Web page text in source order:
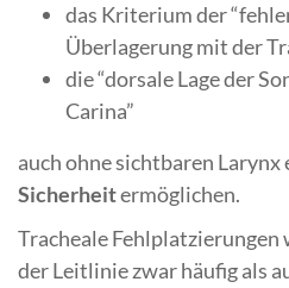
das Kriterium der
Überlagerung mit der
die “dorsale Lage der
Carina”
auch ohne sichtbaren Larynx
Sicherheitermöglichen.
Tracheale
der Leitlinie zwar häufig als